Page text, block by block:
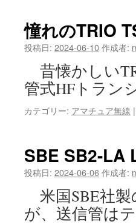
憧れのTRIO
投稿日: 2024-06-10作成者:
昔懐かしい
管式HFトラン
カテゴリー: アマチュア無線 |
SBE SB2-
投稿日: 2024-06-06作成者:
米国SBE社製
が、送信管は